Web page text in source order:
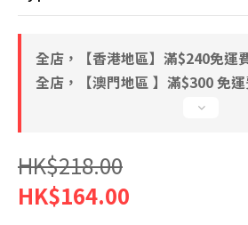
全店，【香港地區】滿$240免運
全店，【澳門地區 】滿$300 免運
HK$218.00
HK$164.00